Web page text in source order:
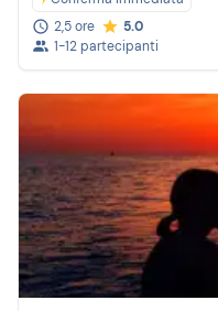
2,5 ore
5.0
1-12 partecipanti